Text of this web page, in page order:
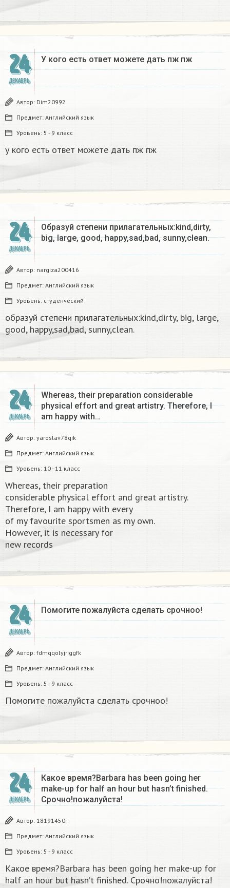
24
ДЕКАБРЬ
У кого есть ответ можете дать пж пж ​
Автор: Dim20992
Предмет: Английский язык
Уровень: 5 - 9 класс
у кого есть ответ можете дать пж пж
24
ДЕКАБРЬ
Образуй степени прилагательных:kind,dirty,
big, large, good, happy,sad,bad, sunny,clean.​
Автор: nargiza200416
Предмет: Английский язык
Уровень: студенческий
образуй степени прилагательных:kind,dirty, big, large,
good, happy,sad,bad, sunny,clean.​
24
ДЕКАБРЬ
Whereas, their preparation considerable
physical effort and great artistry. Therefore, I
am happy with…
Автор: yaroslav78qik
Предмет: Английский язык
Уровень: 10 - 11 класс
Whereas, their preparation
considerable physical effort and great artistry.
Therefore, I am happy with every
of my favourite sportsmen as my own.
However, it is necessary for
new records​
24
ДЕКАБРЬ
Помогите пожалуйста сделать срочноо! ​
Автор: fdmqqolyjriggfk
Предмет: Английский язык
Уровень: 5 - 9 класс
Помогите пожалуйста сделать срочноо!
24
ДЕКАБРЬ
Какое время?Barbara has been going her
make-up for half an hour but hasn’t finished.
Срочно!пожалуйста!
Автор: 18191450i
Предмет: Английский язык
Уровень: 5 - 9 класс
Какое время?Barbara has been going her make-up for
half an hour but hasn’t finished. Срочно!пожалуйста!